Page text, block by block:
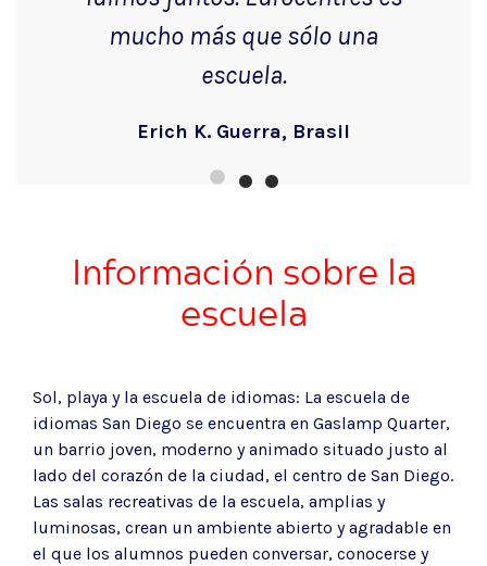
mucho más que sólo una
escuela.
Erich K. Guerra, Brasil
Información sobre la
escuela
Sol, playa y la escuela de idiomas: La escuela de
idiomas San Diego se encuentra en Gaslamp Quarter,
un barrio joven, moderno y animado situado justo al
lado del corazón de la ciudad, el centro de San Diego.
Las salas recreativas de la escuela, amplias y
luminosas, crean un ambiente abierto y agradable en
el que los alumnos pueden conversar, conocerse y